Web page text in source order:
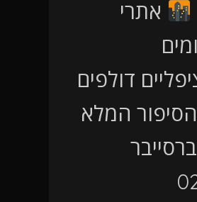
אתרי
דולפים
הסיפור המלא